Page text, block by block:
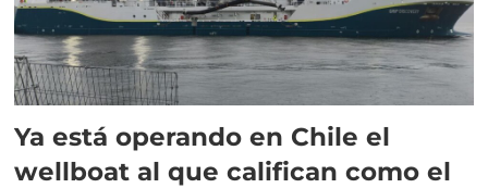
Ya está operando en Chile el
wellboat al que califican como el